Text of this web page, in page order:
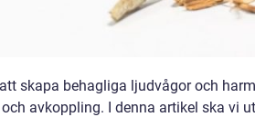
skapa behagliga ljudvågor och
avkoppling. I denna artikel ska vi